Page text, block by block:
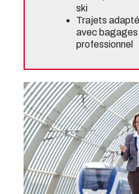
ski
Trajets
avec
professionnel